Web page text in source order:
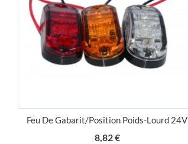
Feu De Gabarit/Position Poids-Lourd 24V
8,82 €Prix